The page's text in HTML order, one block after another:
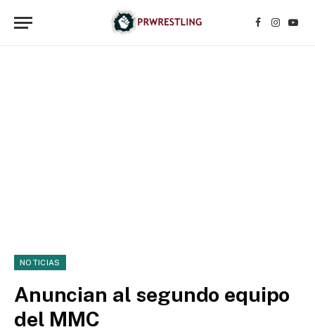
Facebook
NOTICIAS
Anuncian al segundo equipo
del MMC